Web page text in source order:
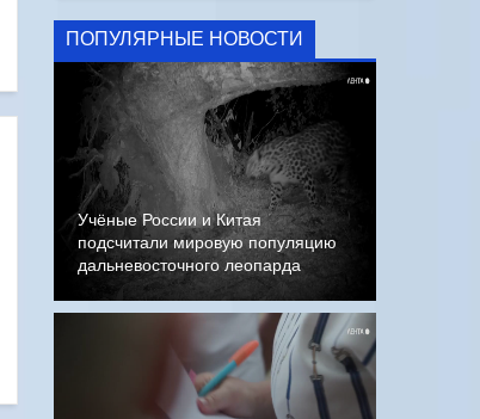
ПОПУЛЯРНЫЕ НОВОСТИ
Учёные России и Китая
подсчитали мировую популяцию
дальневосточного леопарда